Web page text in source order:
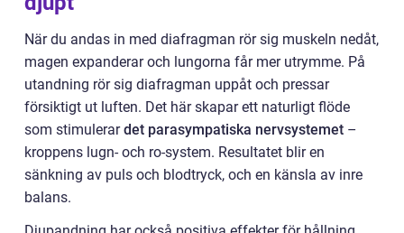
När du andas in med diafragman rör sig muskeln nedåt,
magen expanderar och lungorna får mer utrymme. På
utandning rör sig diafragman uppåt och pressar
försiktigt ut luften. Det här skapar ett naturligt flöde
som stimulerardet parasympatiska nervsystemet –
kroppens lugn- och ro-system. Resultatet blir en
sänkning av puls och blodtryck, och en känsla av inre
balans.